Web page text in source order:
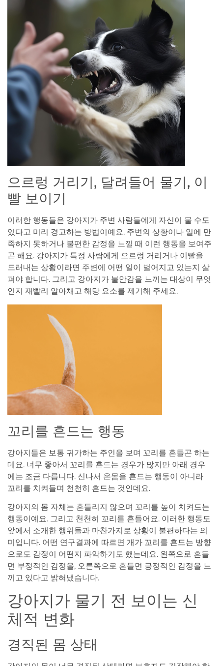
으르렁 거리기, 달려들어 물기, 이
빨 보이기
이러한 행동들은 강아지가 주변 사람들에게 자신이 물 수도
있다고 미리 경고하는 방법이예요. 주변의 상황이나 일에 만
족하지 못하거나 불편한 감정을 느낄 때 이런 행동을 보여주
곤 해요. 강아지가 특정 사람에게 으르렁 거리거나 이빨을
드러내는 상황이라면 주변에 어떤 일이 벌어지고 있는지 살
펴야 합니다. 그리고 강아지가 불안감을 느끼는 대상이 무엇
인지 재빨리 알아채고 해당 요소를 제거해 주세요.
꼬리를 흔드는 행동
강아지들은 보통 귀가하는 주인을 보며 꼬리를 흔들곤 하는
데요. 너무 좋아서 꼬리를 흔드는 경우가 많지만 아래 경우
에는 조금 다릅니다. 신나서 온몸을 흔드는 행동이 아니라
꼬리를 치켜들며 천천히 흔드는 것인데요.
강아지의 몸 자체는 흔들리지 않으며 꼬리를 높이 치켜드는
행동이예요. 그리고 천천히 꼬리를 흔들어요. 이러한 행동도
앞에서 소개한 행위들과 마찬가지로 상황이 불편하다는 의
미입니다. 어떤 연구결과에 따르면 개가 꼬리를 흔드는 방향
으로도 감정이 어떤지 파악하기도 했는데요. 왼쪽으로 흔들
면 부정적인 감정을, 오른쪽으로 흔들면 긍정적인 감정을 느
끼고 있다고 밝혀냈습니다.
강아지가 물기 전 보이는 신
체적 변화
경직된 몸 상태